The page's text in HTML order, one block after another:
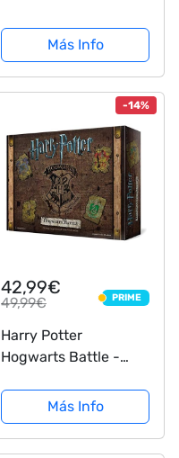
Estándar
Más Info
-14%
42,99€
49,99€ PRIME
PRIME
Harry Potter
Hogwarts Battle -
Más Info